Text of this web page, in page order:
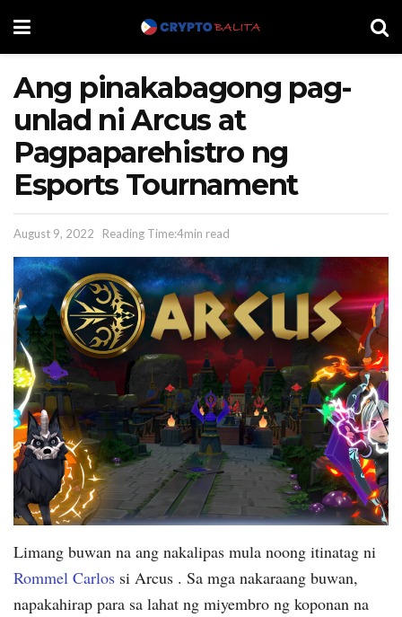
Ang pinakabagong pag-
unlad ni Arcus at
Pagpaparehistro ng
Esports Tournament
August 9, 2022 Reading Time:4min read
Limang buwan na ang nakalipas mula noong itinatag ni
Rommel Carlos si Arcus . Sa mga nakaraang buwan,
napakahirap para sa lahat ng miyembro ng koponan na